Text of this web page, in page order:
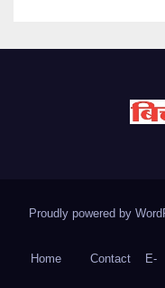
Proudly powered by
Home Contact E-